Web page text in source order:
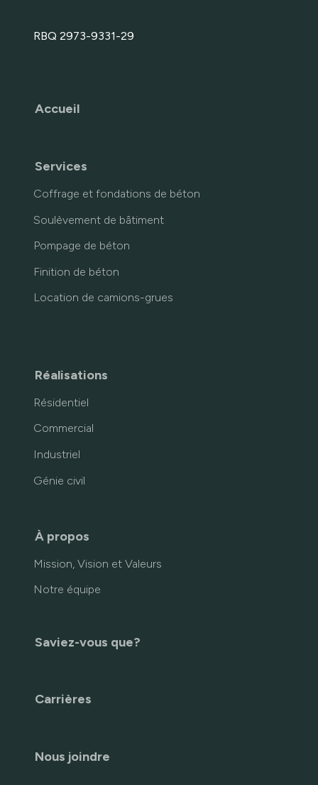
RBQ 2973-9331-29
Accueil
Services
Coffrage et fondations de béton
Soulèvement de bâtiment
Pompage de béton
Finition de béton
Location de camions-grues
Réalisations
Résidentiel
Commercial
Industriel
Génie civil
À propos
Mission, Vision et Valeurs
Notre équipe
Saviez-vous que?
Carrières
Nous joindre